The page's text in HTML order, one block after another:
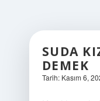
SUDA
DEMEK
Tarih: Kasım 6,